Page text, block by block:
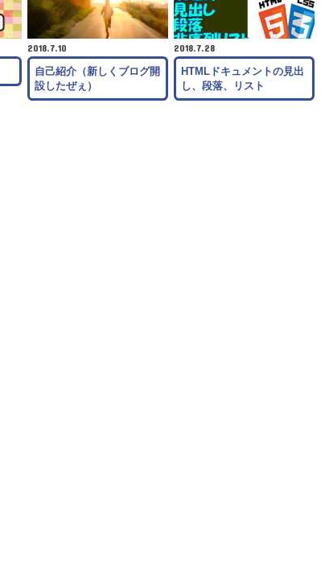
2018.7.10
自己紹介（新しくブログ開
設したぜぇ）
2018.7.28
HTMLドキュメントの見出
し、段落、リスト